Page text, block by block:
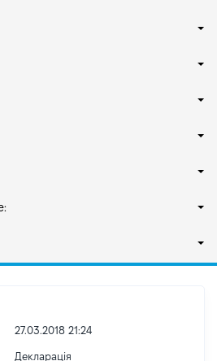
27.03.2018 21:24
Декларація